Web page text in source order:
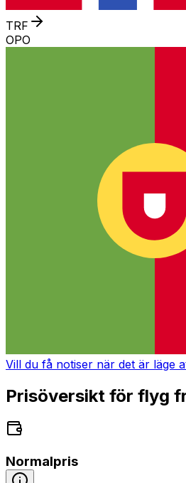
TRF
OPO
Vill du få notiser när det är läge
Prisöversikt för flyg
Normalpris